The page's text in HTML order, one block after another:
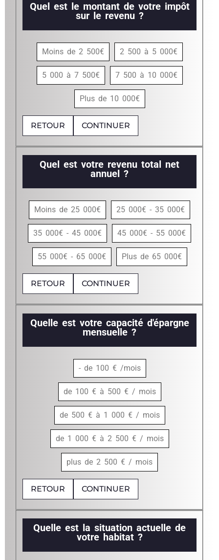
Quel est le montant de votre impôt
sur le revenu ?
Moins de 2 500€ 2 500 à 5 000€
5 000 à 7 500€ 7 500 à 10 000€
Plus de 10 000€
RETOUR CONTINUER
Quel est votre revenu total net
annuel ?
Moins de 25 000€ 25 000€ - 35 000€
35 000€ - 45 000€ 45 000€ - 55 000€
55 000€ - 65 000€ Plus de 65 000€
RETOUR CONTINUER
Quelle est votre capacité d'épargne
mensuelle ?
- de 100 € /mois
de 100 € à 500 € / mois
de 500 € à 1 000 € / mois
de 1 000 € à 2 500 € / mois
plus de 2 500 € / mois
RETOUR CONTINUER
Quelle est la situation actuelle de
votre habitat ?